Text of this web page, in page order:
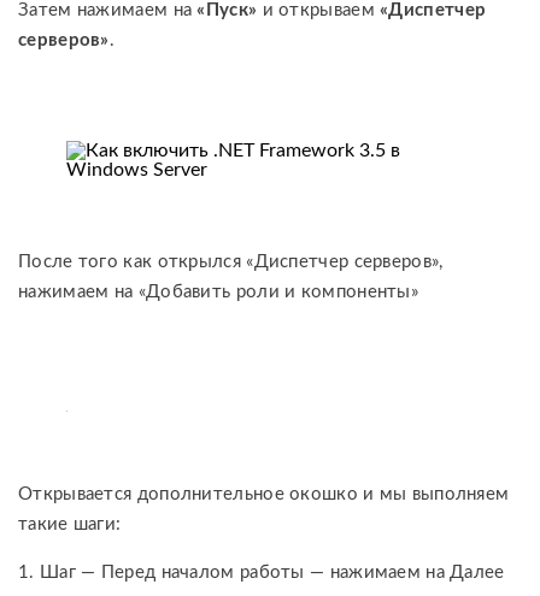
Затем нажимаем на«Пуск» и открываем«Диспетчер
серверов» .
После того как открылся «Диспетчер серверов»,
нажимаем на «Добавить роли и компоненты»
Открывается дополнительное окошко и мы выполняем
такие шаги:
1. Шаг — Перед началом работы — нажимаем на Далее